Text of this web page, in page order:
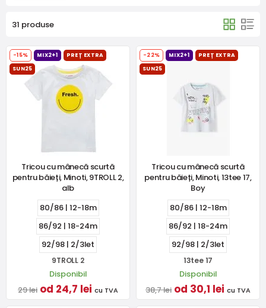
31 produse
-15% MIX2+1
PREȚ EXTRA
SUN25
Tricou cu mânecă scurtă
pentru băieți, Minoti, 9TROLL 2,
alb
80/86 | 12-18m
86/92 | 18-24m
92/98 | 2/3let
9TROLL 2
Disponibil
29 lei od 24,7 lei cu TVA
-22% MIX2+1
PREȚ EXTRA
SUN25
Tricou cu mânecă scurtă
pentru băieți, Minoti, 13tee 17,
Boy
80/86 | 12-18m
86/92 | 18-24m
92/98 | 2/3let
13tee 17
Disponibil
38,7 lei od 30,1 lei cu TVA